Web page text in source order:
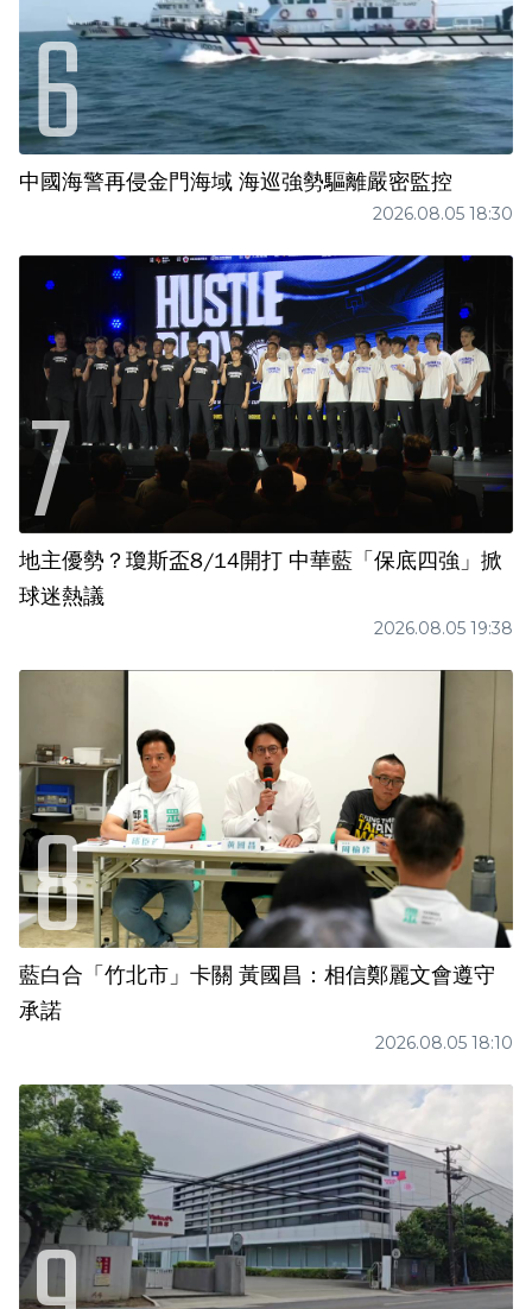
中國海警再侵金門海域 海巡強勢驅離嚴密監控
2026.08.05 18:30
地主優勢？瓊斯盃8/14開打 中華藍「保底四強」掀
球迷熱議
2026.08.05 19:38
藍白合「竹北市」卡關 黃國昌：相信鄭麗文會遵守
承諾
2026.08.05 18:10